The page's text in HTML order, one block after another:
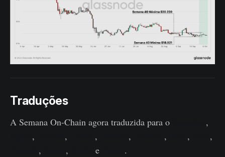
Traduções
A Semana On-Chain agora traduzida para o
,
, , , , , ,
,
, , e .